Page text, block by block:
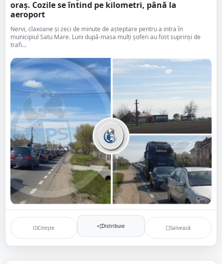
oraș. Cozile se întind pe kilometri, până la
aeroport
Nervi, claxoane și zeci de minute de așteptare pentru a intra în
municipiul Satu Mare. Luni după-masa mulți șoferi au fost suprinși de
trafi...
Citește Distribuie Salvează